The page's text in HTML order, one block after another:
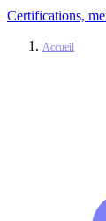
Certifications,
Accueil